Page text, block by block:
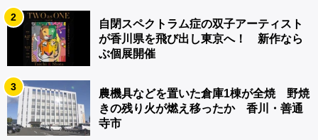
2
自閉スペクトラム症の双子アーティスト
が香川県を飛び出し東京へ！ 新作なら
ぶ個展開催
3
農機具などを置いた倉庫1棟が全焼 野焼
きの残り火が燃え移ったか 香川・善通
寺市